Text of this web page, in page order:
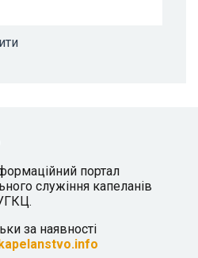
портал
служіння капеланів
за наявності